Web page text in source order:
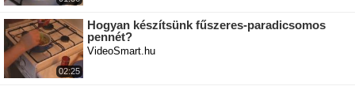
02:25
Hogyan készítsünk fűszeres-paradicsomos
pennét?
VideoSmart.hu